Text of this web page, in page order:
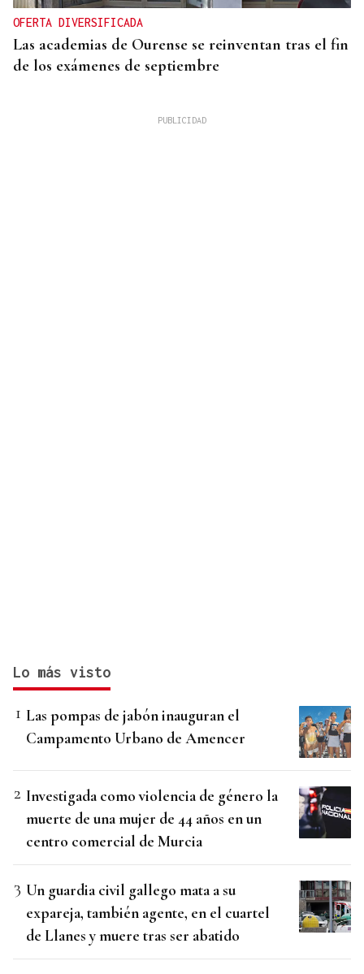
OFERTA DIVERSIFICADA
Las academias de Ourense se reinventan tras el fin
de los exámenes de septiembre
Lo más visto
Las pompas de jabón inauguran el
Campamento Urbano de Amencer
Investigada como violencia de género la
muerte de una mujer de 44 años en un
centro comercial de Murcia
Un guardia civil gallego mata a su
expareja, también agente, en el cuartel
de Llanes y muere tras ser abatido